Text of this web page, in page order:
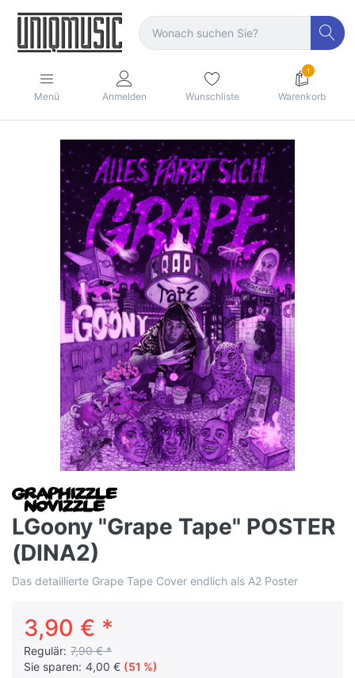
Menü Anmelden Wunschliste
1
Warenkorb
LGoony "Grape Tape" POSTER
(DINA2)
Das detaillierte Grape Tape Cover endlich als A2 Poster
3,90 € *
Regulär: 7,90 € *
Sie sparen: 4,00 € (51 %)